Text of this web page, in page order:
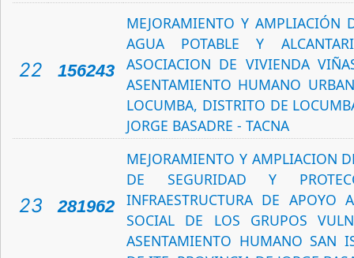
22 156243
MEJORAMIENTO Y AMPLIACIÓN
AGUA POTABLE Y
ASOCIACION DE VIVIENDA
ASENTAMIENTO HUMANO
LOCUMBA, DISTRITO DE
JORGE BASADRE - TACNA
23 281962
MEJORAMIENTO Y AMPLIACION
DE SEGURIDAD Y
INFRAESTRUCTURA DE APOYO
SOCIAL DE LOS GRUPOS
ASENTAMIENTO HUMANO SAN